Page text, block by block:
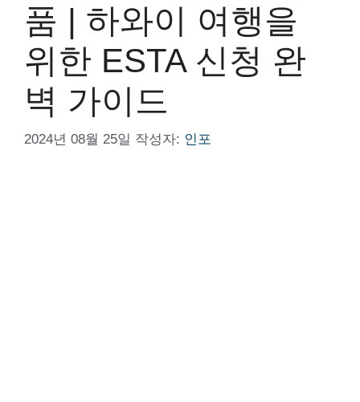
품 | 하와이 여행을
위한 ESTA 신청 완
벽 가이드
2024년 08월 25일 작성자: 인포